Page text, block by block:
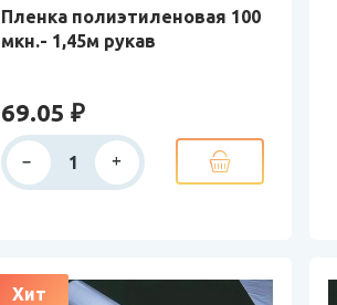
Пленка полиэтиленовая 100
мкн.- 1,45м рукав
69.05 ₽
Хит